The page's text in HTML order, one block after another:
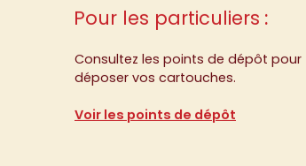
Pour les particuliers :
Consultez les points de dépôt pour
déposer vos cartouches.
Voir les points de dépôt